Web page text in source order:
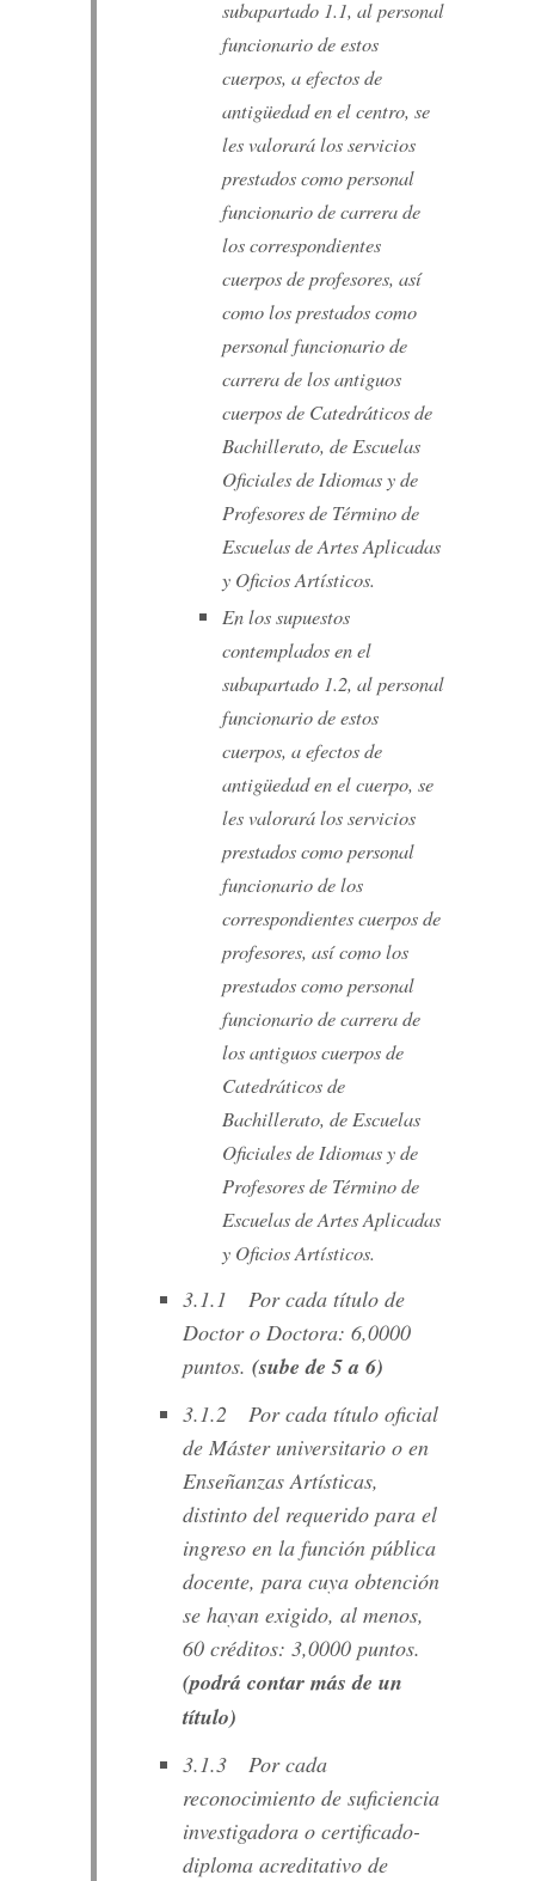
subapartado 1.1, al personal
funcionario de estos
cuerpos, a efectos de
antigüedad en el centro, se
les valorará los servicios
prestados como personal
funcionario de carrera de
los correspondientes
cuerpos de profesores, así
como los prestados como
personal funcionario de
carrera de los antiguos
cuerpos de Catedráticos de
Bachillerato, de Escuelas
Oficiales de Idiomas y de
Profesores de Término de
Escuelas de Artes Aplicadas
y Oficios Artísticos.
En los supuestos
contemplados en el
subapartado 1.2, al personal
funcionario de estos
cuerpos, a efectos de
antigüedad en el cuerpo, se
les valorará los servicios
prestados como personal
funcionario de los
correspondientes cuerpos de
profesores, así como los
prestados como personal
funcionario de carrera de
los antiguos cuerpos de
Catedráticos de
Bachillerato, de Escuelas
Oficiales de Idiomas y de
Profesores de Término de
Escuelas de Artes Aplicadas
y Oficios Artísticos.
3.1.1 Por cada título de
Doctor o Doctora: 6,0000
puntos. (sube de 5 a 6)
3.1.2 Por cada título oficial
de Máster universitario o en
Enseñanzas Artísticas,
distinto del requerido para el
ingreso en la función pública
docente, para cuya obtención
se hayan exigido, al menos,
60 créditos: 3,0000 puntos.
(podrá contar más de un
título)
3.1.3 Por cada
reconocimiento de suficiencia
investigadora o certificado-
diploma acreditativo de